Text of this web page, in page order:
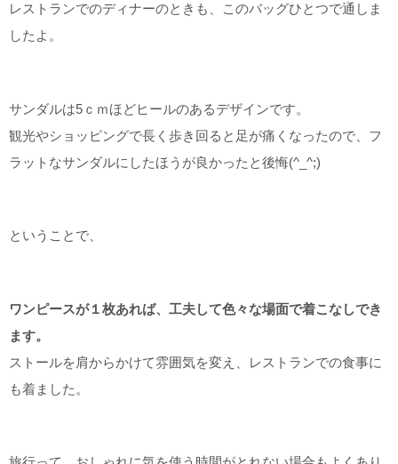
レストランでのディナーのときも、このバッグひとつで通しま
したよ。
サンダルは5ｃｍほどヒールのあるデザインです。
観光やショッピングで長く歩き回ると足が痛くなったので、フ
ラットなサンダルにしたほうが良かったと後悔(^_^;)
ということで、
ワンピースが１枚あれば、工夫して色々な場面で着こなしでき
ます。
ストールを肩からかけて雰囲気を変え、レストランでの食事に
も着ました。